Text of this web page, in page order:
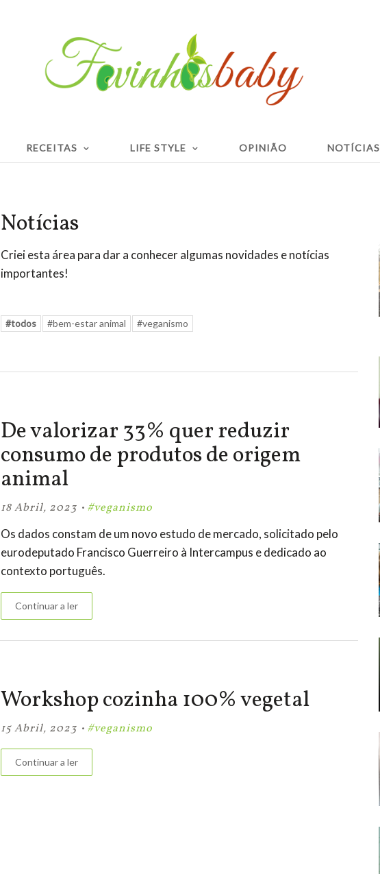
RECEITAS LIFE STYLE OPINIÃO NOTÍCIAS
Notícias
Criei esta área para dar a conhecer algumas novidades e notícias
importantes!
#todos #bem-estar animal #veganismo
De valorizar 33% quer reduzir
consumo de produtos de origem
animal
18 Abril, 2023 · #veganismo
Os dados constam de um novo estudo de mercado, solicitado pelo
eurodeputado Francisco Guerreiro à Intercampus e dedicado ao
contexto português.
Continuar a ler
Workshop cozinha 100% vegetal
15 Abril, 2023 · #veganismo
Continuar a ler